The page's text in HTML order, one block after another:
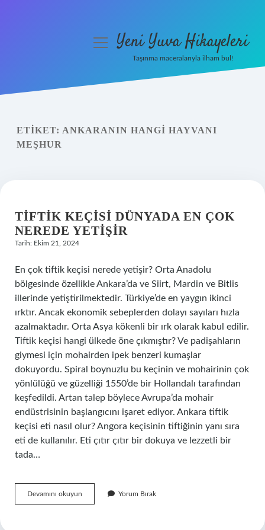
Yasal Uyarı
menüyüYeni Yuva Hikayeleri
Taşınma maceralarıyla ilham bul!
ETIKET: ANKARANIN HANGI HAYVANI
MEŞHUR
TIFTIK KEÇISI DÜNYADA EN ÇOK
NEREDE YETIŞIR
Tarih: Ekim 21, 2024
En çok tiftik keçisi nerede yetişir? Orta Anadolu
bölgesinde özellikle Ankara’da ve Siirt, Mardin ve Bitlis
illerinde yetiştirilmektedir. Türkiye’de en yaygın ikinci
ırktır. Ancak ekonomik sebeplerden dolayı sayıları hızla
azalmaktadır. Orta Asya kökenli bir ırk olarak kabul edilir.
Tiftik keçisi hangi ülkede öne çıkmıştır? Ve padişahların
giymesi için mohairden ipek benzeri kumaşlar
dokuyordu. Spiral boynuzlu bu keçinin ve mohairinin çok
yönlülüğü ve güzelliği 1550’de bir Hollandalı tarafından
keşfedildi. Artan talep böylece Avrupa’da mohair
endüstrisinin başlangıcını işaret ediyor. Ankara tiftik
keçisi eti nasıl olur? Angora keçisinin tiftiğinin yanı sıra
eti de kullanılır. Eti çıtır çıtır bir dokuya ve lezzetli bir
tada…
Devamını okuyun
Keçisi
Yorum Bırak